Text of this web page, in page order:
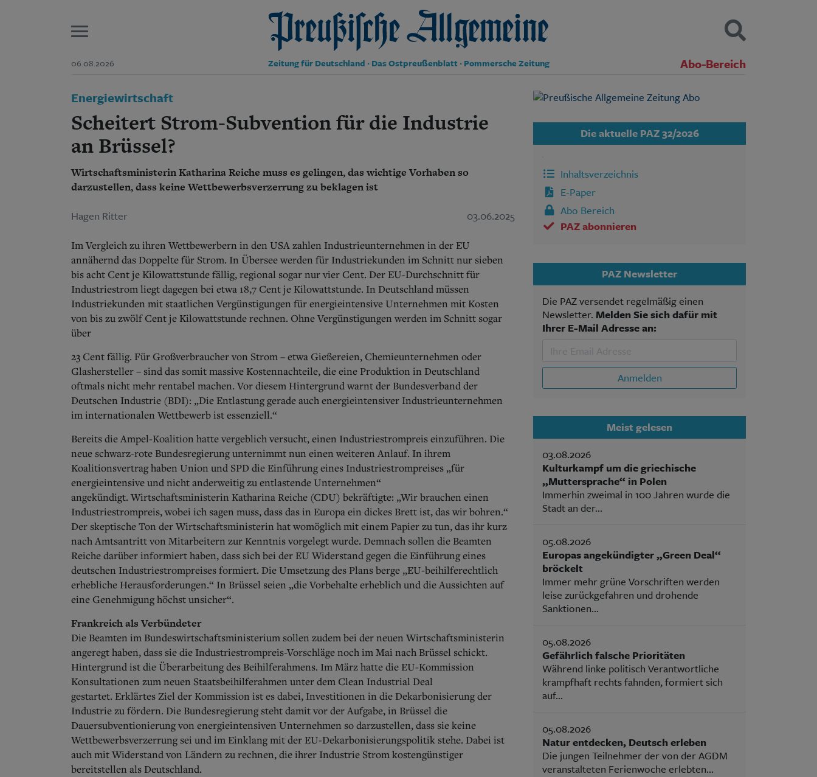
06.08.2026 Preußische Allgemeine Zeitung
Zeitung für Deutschland · Das Ostpreußenblatt · Pommersche Zeitung Abo-Bereich
Start
Wer wir sind
Aktuelle Ausgabe
Abonnenten-Login
Abonnent werden
Archiv
Mediadaten
Wirtschaft
Geschichte
Danzig und Westpreußen
Bücher
Kontakt
Datenschutz
Suchen und finden
SUCHEN
Energiewirtschaft
Scheitert Strom-Subvention für die Industrie
an Brüssel?
Wirtschaftsministerin Katharina Reiche muss es gelingen, das wichtige Vorhaben so
darzustellen, dass keine Wettbewerbsverzerrung zu beklagen ist
Hagen Ritter 03.06.2025
Im Vergleich zu ihren Wettbewerbern in den USA zahlen Industrieunternehmen in der EU
annähernd das Doppelte für Strom. In Übersee werden für Industriekunden im Schnitt nur sieben
bis acht Cent je Kilowattstunde fällig, regional sogar nur vier Cent. Der EU-Durchschnitt für
Industriestrom liegt dagegen bei etwa 18,7 Cent je Kilowattstunde. In Deutschland müssen
Industriekunden mit staatlichen Vergünstigungen für energieintensive Unternehmen mit Kosten
von bis zu zwölf Cent je Kilowattstunde rechnen. Ohne Vergünstigungen werden im Schnitt sogar
über
23 Cent fällig. Für Großverbraucher von Strom – etwa Gießereien, Chemieunternehmen oder
Glashersteller – sind das somit massive Kostennachteile, die eine Produktion in Deutschland
oftmals nicht mehr rentabel machen. Vor diesem Hintergrund warnt der Bundesverband der
Deutschen Industrie (BDI): „Die Entlastung gerade auch energieintensiver Industrieunternehmen
im internationalen Wettbewerb ist essenziell.“
Bereits die Ampel-Koalition hatte vergeblich versucht, einen Industriestrompreis einzuführen. Die
neue schwarz-rote Bundesregierung unternimmt nun einen weiteren Anlauf. In ihrem
Koalitionsvertrag haben Union und SPD die Einführung eines Industriestrompreises „für
energieintensive und nicht anderweitig zu entlastende Unternehmen“
angekündigt. Wirtschaftsministerin Katharina Reiche (CDU) bekräftigte: „Wir brauchen einen
Industriestrompreis, wobei ich sagen muss, dass das in Europa ein dickes Brett ist, das wir bohren.“
Der skeptische Ton der Wirtschaftsministerin hat womöglich mit einem Papier zu tun, das ihr kurz
nach Amtsantritt von Mitarbeitern zur Kenntnis vorgelegt wurde. Demnach sollen die Beamten
Reiche darüber informiert haben, dass sich bei der EU Widerstand gegen die Einführung eines
deutschen Industriestrompreises formiert. Die Umsetzung des Plans berge „EU-beihilferechtlich
erhebliche Herausforderungen.“ In Brüssel seien „die Vorbehalte erheblich und die Aussichten auf
eine Genehmigung höchst unsicher“.
Frankreich als Verbündeter
Die Beamten im Bundeswirtschaftsministerium sollen zudem bei der neuen Wirtschaftsministerin
angeregt haben, dass sie die Industriestrompreis-Vorschläge noch im Mai nach Brüssel schickt.
Hintergrund ist die Überarbeitung des Beihilferahmens. Im März hatte die EU-Kommission
Konsultationen zum neuen Staatsbeihilferahmen unter dem Clean Industrial Deal
gestartet. Erklärtes Ziel der Kommission ist es dabei, Investitionen in die Dekarbonisierung der
Industrie zu fördern. Die Bundesregierung steht damit vor der Aufgabe, in Brüssel die
Dauersubventionierung von energieintensiven Unternehmen so darzustellen, dass sie keine
Wettbewerbsverzerrung sei und im Einklang mit der EU-Dekarbonisierungspolitik stehe. Dabei ist
auch mit Widerstand von Ländern zu rechnen, die ihrer Industrie Strom kostengünstiger
bereitstellen als Deutschland.
Die aktuelle PAZ 32/2026
Inhaltsverzeichnis
E-Paper
Abo Bereich
PAZ abonnieren
PAZ Newsletter
Die PAZ versendet regelmäßig einen
Newsletter. Melden Sie sich dafür mit
Ihrer E-Mail Adresse an:
Anmelden
Meist gelesen
03.08.2026
Kulturkampf um die griechische
„Muttersprache“ in Polen
Immerhin zweimal in 100 Jahren wurde die
Stadt an der...
05.08.2026
Europas angekündigter „Green Deal“
bröckelt
Immer mehr grüne Vorschriften werden
leise zurückgefahren und drohende
Sanktionen...
05.08.2026
Gefährlich falsche Prioritäten
Während linke politisch Verantwortliche
krampfhaft rechts fahnden, formiert sich
auf...
05.08.2026
Natur entdecken, Deutsch erleben
Die jungen Teilnehmer der von der AGDM
veranstalteten Ferienwoche erlebten...